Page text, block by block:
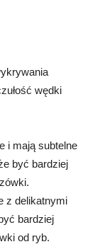
wędki
i mają subtelne
być bardziej
z delikatnymi
bardziej
od ryb.